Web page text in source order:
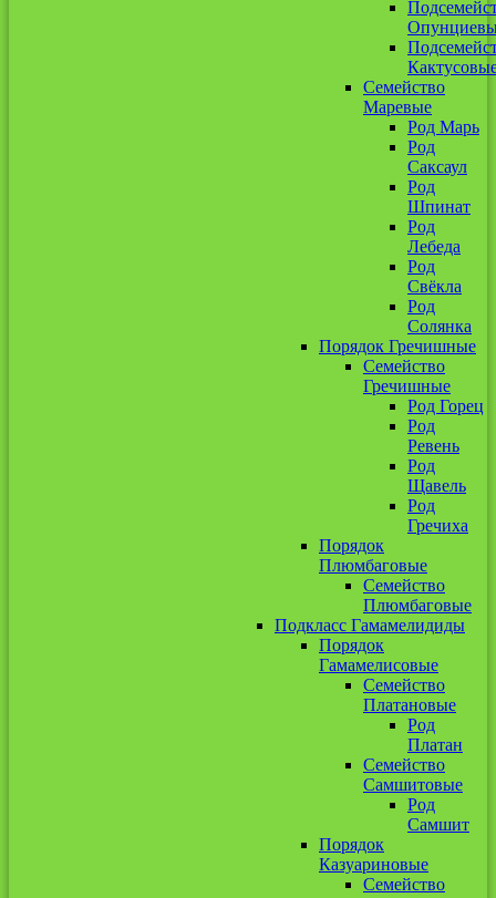
Семейство
Маревые
Род Марь
Род
Саксаул
Род
Шпинат
Род
Лебеда
Род
Свёкла
Род
Солянка
Порядок Гречишные
Семейство
Гречишные
Род Горец
Род
Ревень
Род
Щавель
Род
Гречиха
Порядок
Плюмбаговые
Семейство
Плюмбаговые
Подкласс Гамамелидиды
Порядок
Гамамелисовые
Семейство
Платановые
Род
Платан
Семейство
Самшитовые
Род
Самшит
Порядок
Казуариновые
Семейство